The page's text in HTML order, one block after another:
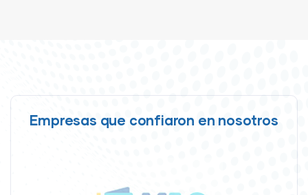
Empresas que confiaron en nosotros